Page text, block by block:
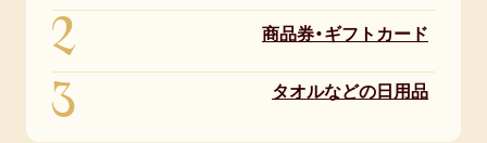
2 商品券・ギフトカード
3 タオルなどの日用品